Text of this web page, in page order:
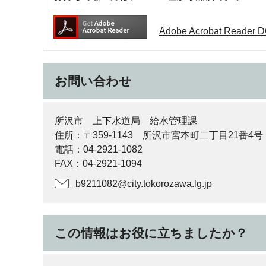
Adobe Acrobat Reader
お問い合わせ
所沢市 上下水道局 給水管理課
住所：〒359-1143 所沢市宮本町二丁目21番4号
電話：04‐2921‐1082
FAX：04‐2921‐1094
b9211082@city.tokorozawa.lg.jp
この情報はお役に立ちましたか？